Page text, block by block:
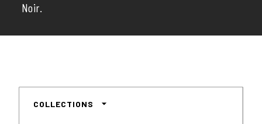
Noir.
COLLECTIONS arrow_drop_down